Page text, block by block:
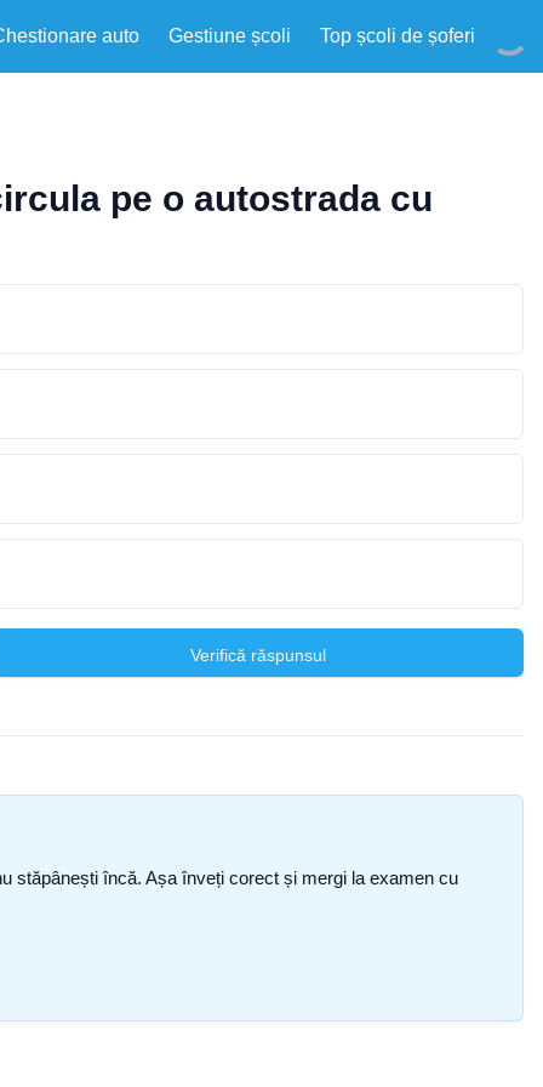
auto Gestiune școli Top școli de șoferi
pe o autostrada cu
Verifică răspunsul
stăpânești încă. Așa înveți corect și mergi la examen cu